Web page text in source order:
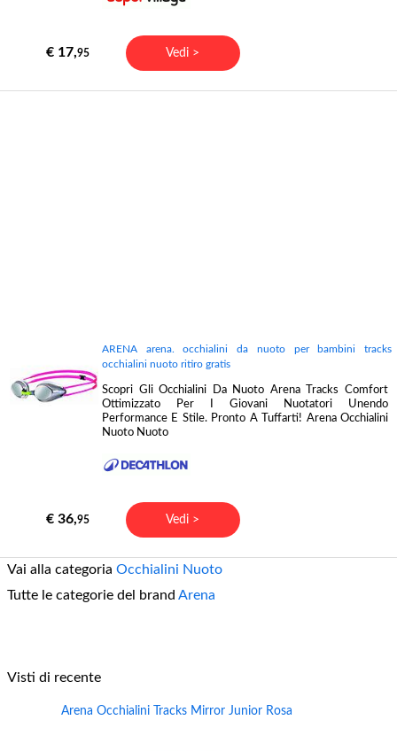
€ 17,95 Vedi >
ARENA arena. occhialini da nuoto per bambini tracks
occhialini nuoto ritiro gratis
Scopri Gli Occhialini Da Nuoto Arena Tracks Comfort
Ottimizzato Per I Giovani Nuotatori Unendo
Performance E Stile. Pronto A Tuffarti! Arena Occhialini
Nuoto Nuoto
€ 36,95 Vedi >
Vai alla categoria Occhialini Nuoto
Tutte le categorie del brand Arena
Visti di recente
Arena Occhialini Tracks Mirror Junior Rosa